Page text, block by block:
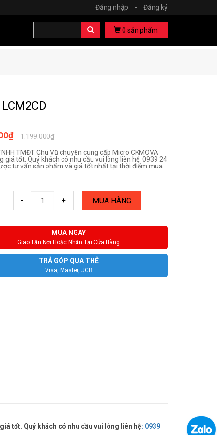
Đăng nhập - Đăng ký
0 sản phẩm
1.199.000₫
TMĐT Chu Vũ chuyên cung cấp Micro CKMOVA
giá tốt. Quý khách có nhu cầu vui lòng liên hệ: 0939 24
tư vấn sản phẩm và giá tốt nhất tại thời điểm mua
- + MUA HÀNG
MUA NGAY
Giao Tận Nơi Hoặc Nhận Tại Cửa Hàng
TRẢ GÓP QUA THẺ
Visa, Master, JCB
tốt. Quý khách có nhu cầu vui lòng liên hệ: 0939